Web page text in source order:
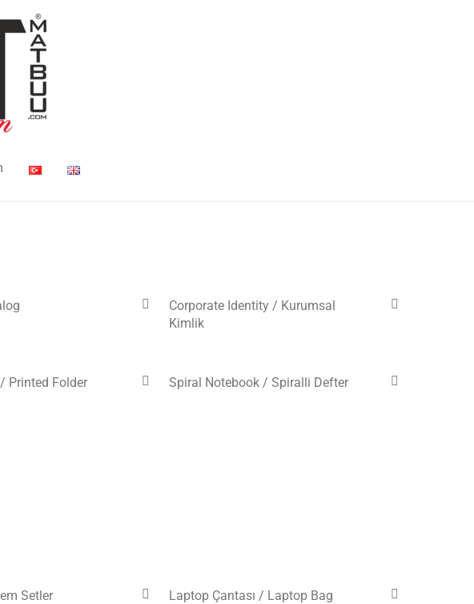
Corporate Identity / Kurumsal
Kimlik
/ Printed Folder Spiral Notebook / Spiralli Defter
Setler Laptop Çantası / Laptop Bag